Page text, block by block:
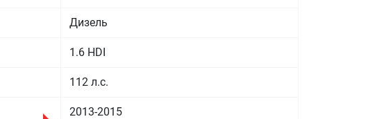
Дизель
1.6 HDI
112 л.с.
2013-2015